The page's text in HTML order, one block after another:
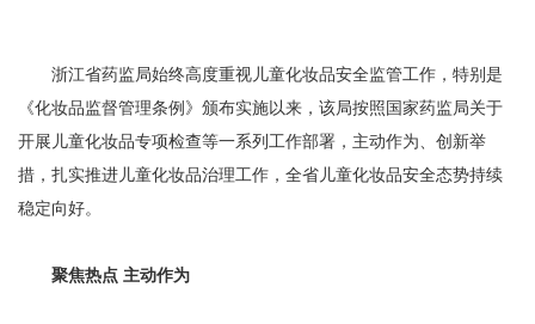
浙江省药监局始终高度重视儿童化妆品安全监管工作，特别是
《化妆品监督管理条例》颁布实施以来，该局按照国家药监局关于
开展儿童化妆品专项检查等一系列工作部署，主动作为、创新举
措，扎实推进儿童化妆品治理工作，全省儿童化妆品安全态势持续
稳定向好。
聚焦热点 主动作为